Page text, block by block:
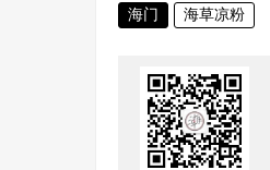
海门 海草凉粉